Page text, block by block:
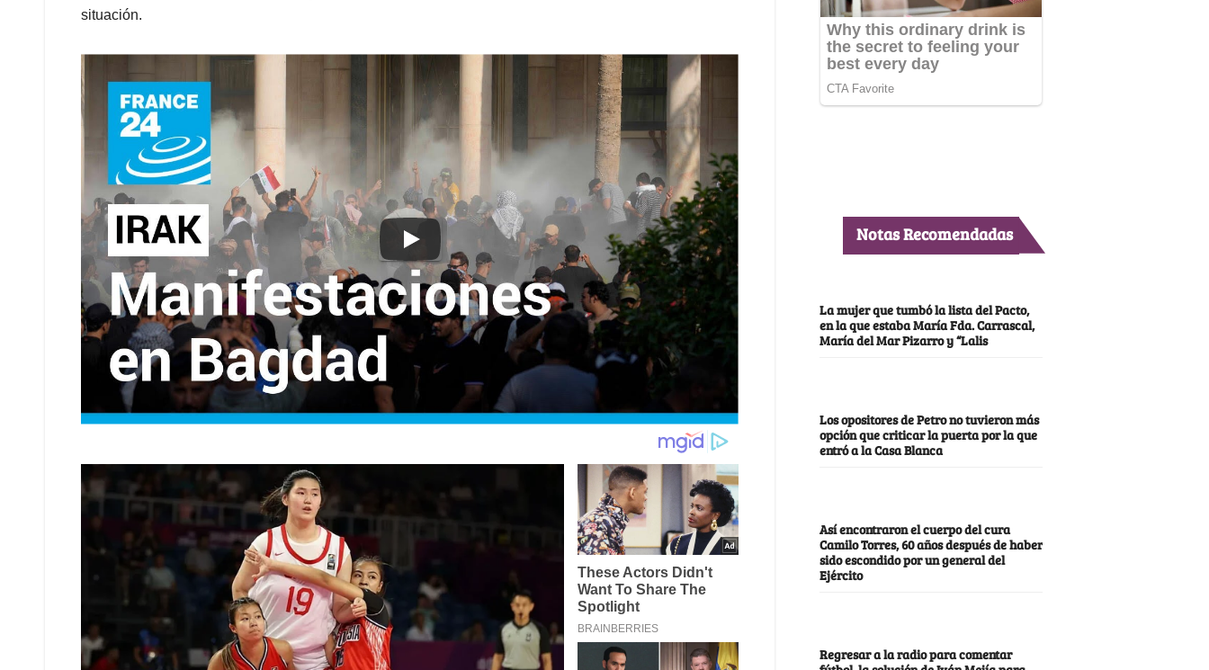
situación.
Notas Recomendadas
La mujer que tumbó la lista del Pacto,
en la que estaba María Fda. Carrascal,
María del Mar Pizarro y “Lalis
Los opositores de Petro no tuvieron más
opción que criticar la puerta por la que
entró a la Casa Blanca
Así encontraron el cuerpo del cura
Camilo Torres, 60 años después de haber
sido escondido por un general del
Ejército
Regresar a la radio para comentar